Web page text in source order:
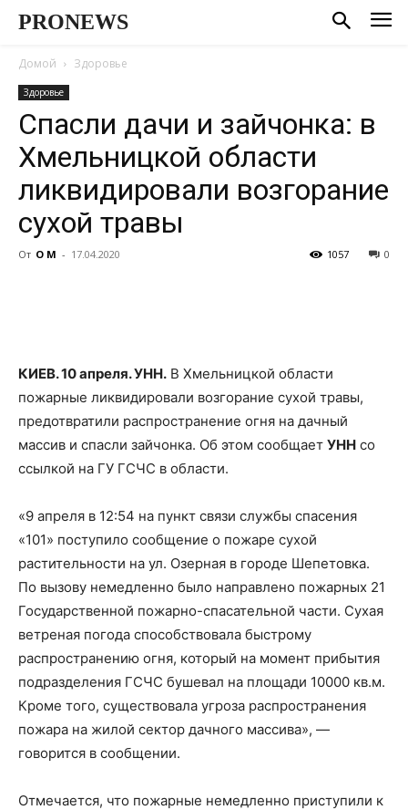
PRONEWS
Домой Здоровье
Здоровье
Спасли дачи и зайчонка: в
Хмельницкой области
ликвидировали возгорание
сухой травы
От О М - 17.04.2020 0
1057
КИЕВ. 10 апреля. УНН. В Хмельницкой области
пожарные ликвидировали возгорание сухой травы,
предотвратили распространение огня на дачный
массив и спасли зайчонка. Об этом сообщает УНН со
ссылкой на ГУ ГСЧС в области.
«9 апреля в 12:54 на пункт связи службы спасения
«101» поступило сообщение о пожаре сухой
растительности на ул. Озерная в городе Шепетовка.
По вызову немедленно было направлено пожарных 21
Государственной пожарно-спасательной части. Сухая
ветреная погода способствовала быстрому
распространению огня, который на момент прибытия
подразделения ГСЧС бушевал на площади 10000 кв.м.
Кроме того, существовала угроза распространения
пожара на жилой сектор дачного массива», —
говорится в сообщении.
Отмечается, что пожарные немедленно приступили к